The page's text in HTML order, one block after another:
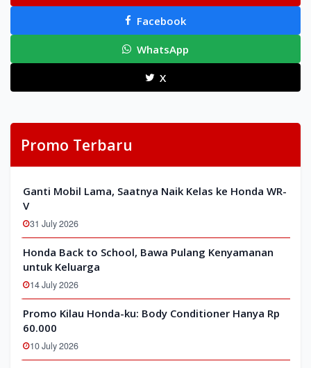
Facebook
WhatsApp
X
Promo Terbaru
Ganti Mobil Lama, Saatnya Naik Kelas ke Honda WR-
V
31 July 2026
Honda Back to School, Bawa Pulang Kenyamanan
untuk Keluarga
14 July 2026
Promo Kilau Honda-ku: Body Conditioner Hanya Rp
60.000
10 July 2026